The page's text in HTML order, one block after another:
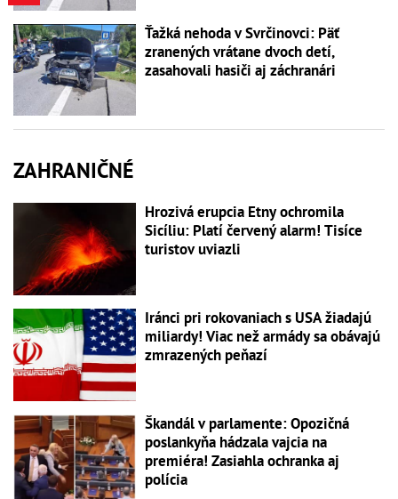
Ťažká nehoda v Svrčinovci: Päť
zranených vrátane dvoch detí,
zasahovali hasiči aj záchranári
ZAHRANIČNÉ
Hrozivá erupcia Etny ochromila
Sicíliu: Platí červený alarm! Tisíce
turistov uviazli
Iránci pri rokovaniach s USA žiadajú
miliardy! Viac než armády sa obávajú
zmrazených peňazí
Škandál v parlamente: Opozičná
poslankyňa hádzala vajcia na
premiéra! Zasiahla ochranka aj
polícia